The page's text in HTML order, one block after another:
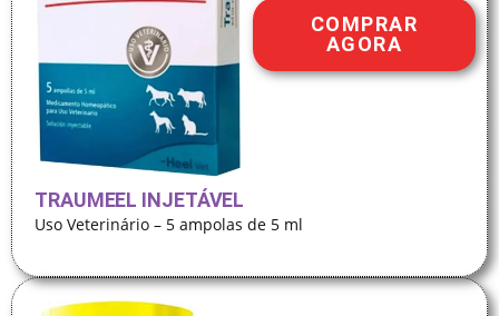
COMPRAR
AGORA
TRAUMEEL INJETÁVEL
Uso Veterinário – 5 ampolas de 5 ml